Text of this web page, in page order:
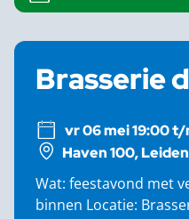
Brasserie
vr 06 mei 19:00 t/
Haven 100,
Wat: feestavond met
binnen Locatie: